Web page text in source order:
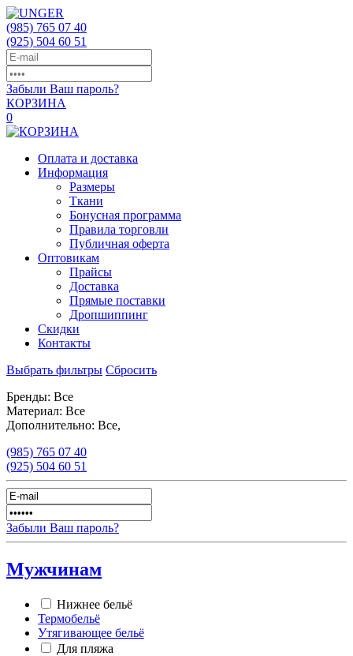
(985) 765 07 40
(925) 504 60 51
Забыли Ваш пароль?
КОРЗИНА
0
Оплата и доставка
Информация
Размеры
Ткани
Бонусная программа
Правила торговли
Публичная оферта
Оптовикам
Прайсы
Доставка
Прямые поставки
Дропшиппинг
Скидки
Контакты
Выбрать фильтры Сбросить
Бренды: Все
Материал: Все
Дополнительно: Все,
(985) 765 07 40
(925) 504 60 51
Забыли Ваш пароль?
Мужчинам
Нижнее бельё
Термобельё
Утягивающее бельё
Для пляжа